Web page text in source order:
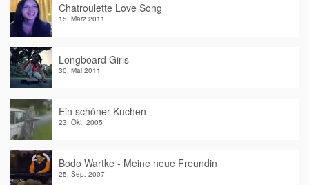
Chatroulette Love Song
15. März 2011
Longboard Girls
30. Mai 2011
Ein schöner Kuchen
23. Okt. 2005
Bodo Wartke - Meine neue Freundin
25. Sep. 2007